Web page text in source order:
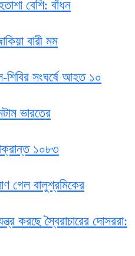
বেশি: বাঁধন
বারী মম
শিবির সংঘর্ষে আহত ১০
ভারতের
১০৮৩
গেল বালুশ্রমিকের
করছে স্বৈরাচারের দোসররা: